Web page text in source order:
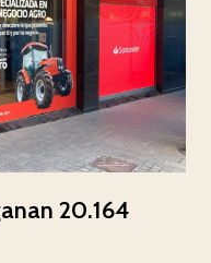
20.164